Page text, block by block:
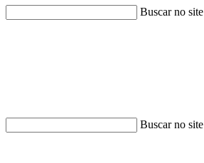
Buscar no site
Buscar no site